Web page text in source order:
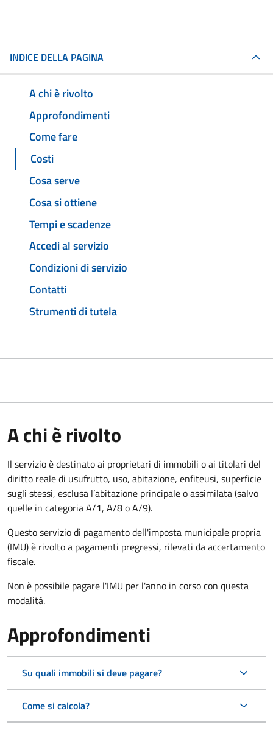
INDICE DELLA PAGINA
A chi è rivolto
Approfondimenti
Come fare
Costi
Cosa serve
Cosa si ottiene
Tempi e scadenze
Accedi al servizio
Condizioni di servizio
Contatti
Strumenti di tutela
A chi è rivolto
Il servizio è destinato ai proprietari di immobili o ai titolari del
diritto reale di usufrutto, uso, abitazione, enfiteusi, superficie
sugli stessi, esclusa l’abitazione principale o assimilata (salvo
quelle in categoria A/1, A/8 o A/9).
Questo servizio di pagamento dell'imposta municipale propria
(IMU) è rivolto a pagamenti pregressi, rilevati da accertamento
fiscale.
Non è possibile pagare l'IMU per l'anno in corso con questa
modalità.
Approfondimenti
Su quali immobili si deve pagare?
Come si calcola?